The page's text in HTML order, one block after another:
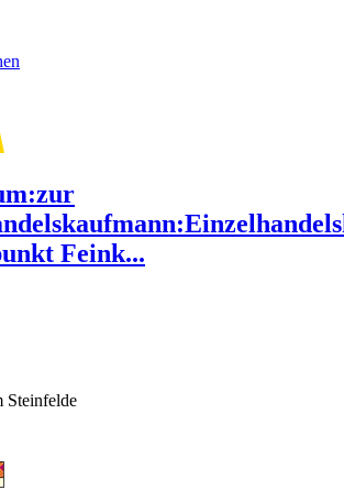
Feink...
Steinfelde